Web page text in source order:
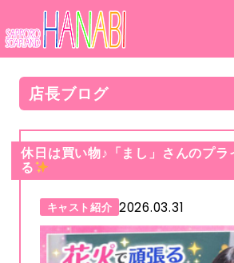
店長ブログ
休日は買い物♪「まし」さんのプラ
る
キャスト紹介 2026.03.31